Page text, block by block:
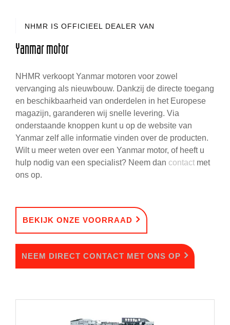
NHMR IS OFFICIEEL DEALER VAN
Yanmar motor
NHMR verkoopt Yanmar motoren voor zowel
vervanging als nieuwbouw. Dankzij de directe toegang
en beschikbaarheid van onderdelen in het Europese
magazijn, garanderen wij snelle levering. Via
onderstaande knoppen kunt u op de website van
Yanmar zelf alle informatie vinden over de producten.
Wilt u meer weten over een Yanmar motor, of heeft u
hulp nodig van een specialist? Neem dan contact met
ons op.
NEEM DIRECT CONTACT MET ONS OP
BEKIJK ONZE VOORRAAD